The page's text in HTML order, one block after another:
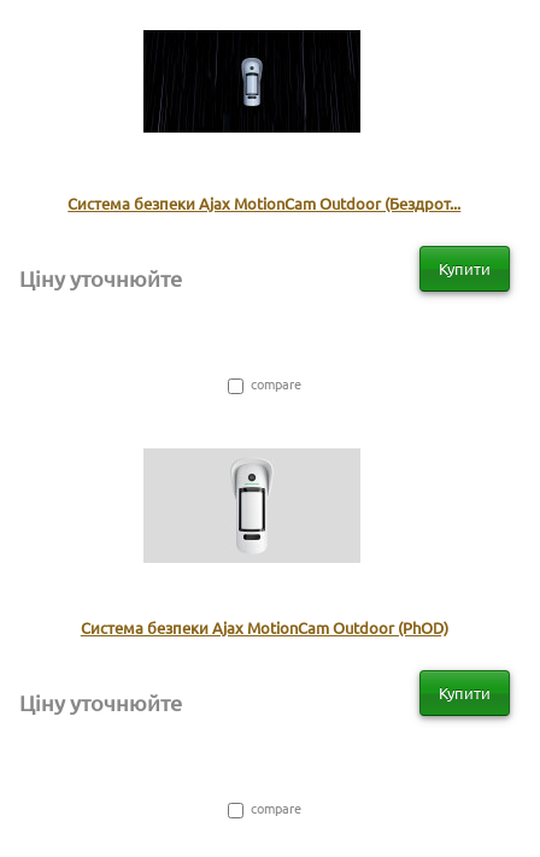
Система безпеки Ajax MotionCam Outdoor (Бездрот...
Ціну уточнюйте Купити
compare
Система безпеки Ajax MotionCam Outdoor (PhOD)
Ціну уточнюйте Купити
compare